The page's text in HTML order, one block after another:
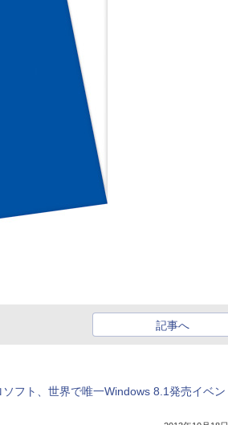
記事へ
ソフト、世界で唯一Windows 8.1発売イベン